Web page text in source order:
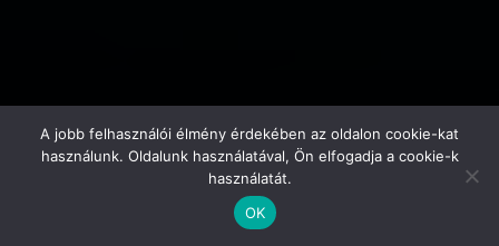
A jobb felhasználói élmény érdekében az oldalon cookie-kat
használunk. Oldalunk használatával, Ön elfogadja a cookie-k
használatát.
OK